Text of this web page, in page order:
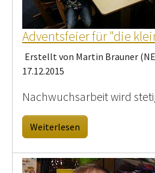
Adventsfeier für "die
Erstellt von Martin Brauner
17.12.2015
Nachwuchsarbeit wird
Weiterlesen